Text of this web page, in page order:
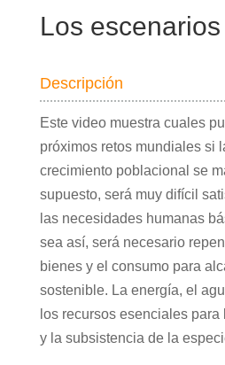
Los
Descripción
Este video muestra cuales
próximos retos mundiales si
crecimiento poblacional se
supuesto, será muy difícil
las necesidades humanas
sea así, será necesario
bienes y el consumo para
sostenible. La energía, el
los recursos esenciales
y la subsistencia de la